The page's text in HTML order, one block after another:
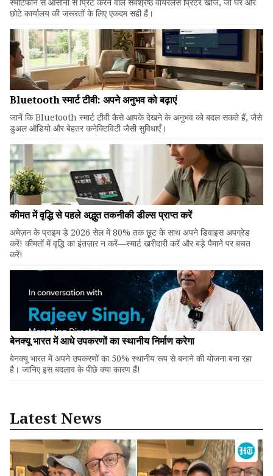
छोटे कार्यालय की जरूरतों के लिए एकदम सही हैं।
Bluetooth स्मार्ट टीवी: अपने अनुभव को बढ़ाएं
जानें कि Bluetooth स्मार्ट टीवी कैसे आपके देखने के अनुभव को बदल सकते हैं, जैसे
डुअल ऑडियो और बेहतर कनेक्टिविटी जैसी सुविधाएँ।
कीमत में वृद्धि से पहले अद्भुत तकनीकी डील्स प्राप्त करें
अमेज़न के प्राइम डे 2026 सेल में 80% तक छूट के साथ अपने डिवाइस अपग्रेड
करें! कीमतों में वृद्धि का इंतज़ार न करें—स्मार्ट खरीदारी करें और बड़े पैमाने पर बचत
करें!
बेनक्यू भारत में आधे उपकरणों का स्थानीय निर्माण करेगा
बेनक्यू भारत में अपने उपकरणों का 50% स्थानीय रूप से बनाने की योजना बना रहा
है। जानिए इस बदलाव के पीछे क्या कारण हैं!
Latest News